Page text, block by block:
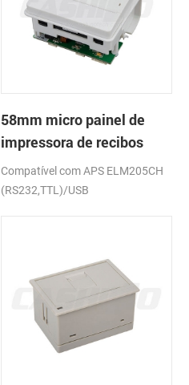
58mm micro painel de
impressora de recibos
térmica CSN-A1
Compatível com APS ELM205CH
(RS232,TTL)/USB